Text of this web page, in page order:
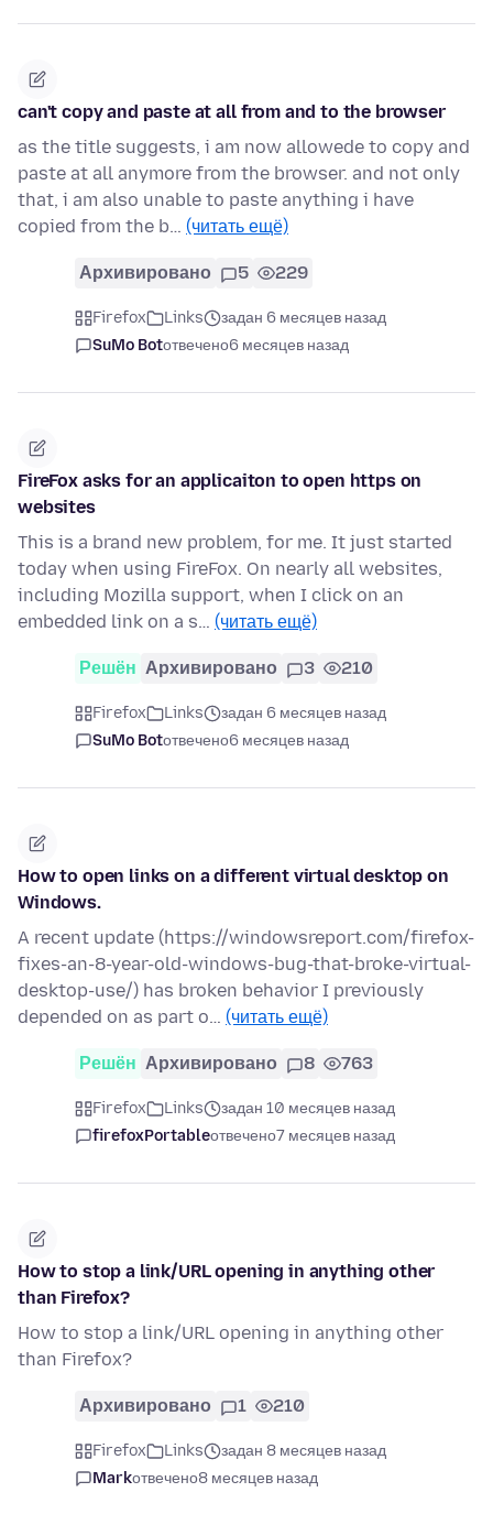
can't copy and paste at all from and to the browser
as the title suggests, i am now allowede to copy and
paste at all anymore from the browser. and not only
that, i am also unable to paste anything i have
copied from the b… (читать ещё)
Архивировано 5 229
Firefox Links
задан 6 месяцев назад
SuMo Botотвечено6 месяцев назад
FireFox asks for an applicaiton to open https on
websites
This is a brand new problem, for me. It just started
today when using FireFox. On nearly all websites,
including Mozilla support, when I click on an
embedded link on a s… (читать ещё)
Решён Архивировано 3 210
Firefox Links
задан 6 месяцев назад
SuMo Botотвечено6 месяцев назад
How to open links on a different virtual desktop on
Windows.
A recent update (https://windowsreport.com/firefox-
fixes-an-8-year-old-windows-bug-that-broke-virtual-
desktop-use/) has broken behavior I previously
depended on as part o… (читать ещё)
Решён Архивировано 8 763
Firefox Links
задан 10 месяцев назад
firefoxPortableотвечено7 месяцев назад
How to stop a link/URL opening in anything other
than Firefox?
How to stop a link/URL opening in anything other
than Firefox?
Архивировано 1 210
Firefox Links
задан 8 месяцев назад
Markотвечено8 месяцев назад